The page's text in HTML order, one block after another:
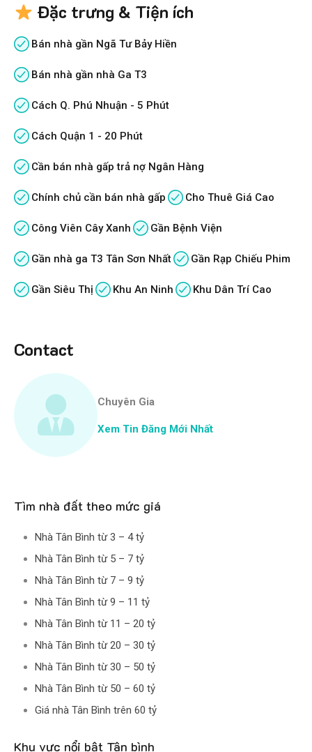
Đặc trưng & Tiện ích
Bán nhà gần Ngã Tư Bảy Hiền
Bán nhà gần nhà Ga T3
Cách Q. Phú Nhuận - 5 Phút
Cách Quận 1 - 20 Phút
Cần bán nhà gấp trả nợ Ngân Hàng
Chính chủ cần bán nhà gấp Cho Thuê Giá Cao
Công Viên Cây Xanh Gần Bệnh Viện
Gần nhà ga T3 Tân Sơn Nhất Gần Rạp Chiếu Phim
Gần Siêu Thị Khu An Ninh Khu Dân Trí Cao
Contact
Chuyên Gia
Xem Tin Đăng Mới Nhất
Tìm nhà đất theo mức giá
Nhà Tân Bình từ 3 – 4 tỷ
Nhà Tân Bình từ 5 – 7 tỷ
Nhà Tân Bình từ 7 – 9 tỷ
Nhà Tân Bình từ 9 – 11 tỷ
Nhà Tân Bình từ 11 – 20 tỷ
Nhà Tân Bình từ 20 – 30 tỷ
Nhà Tân Bình từ 30 – 50 tỷ
Nhà Tân Bình từ 50 – 60 tỷ
Giá nhà Tân Bình trên 60 tỷ
Khu vực nổi bật Tân bình